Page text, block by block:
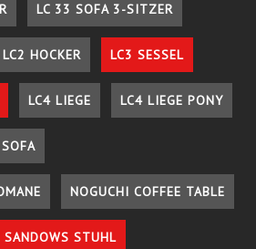
LC 33 SOFA 3-SITZER
LC2 HOCKER LC3 SESSEL
LC4 LIEGE LC4 LIEGE PONY
NOGUCHI COFFEE TABLE
SANDOWS STUHL